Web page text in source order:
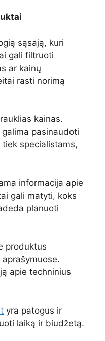
sąsają, kuri
gali filtruoti
ar kainų
rasti norimą
kainas.
pasinaudoti
specialistams,
informacija apie
gali matyti, koks
planuoti
produktus
apie techninius
yra patogus ir
laiką ir biudžetą.